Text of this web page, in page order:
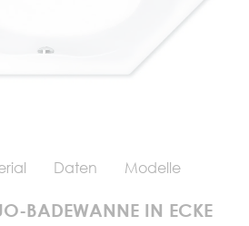
Daten Modelle
BADEWANNE IN ECKE